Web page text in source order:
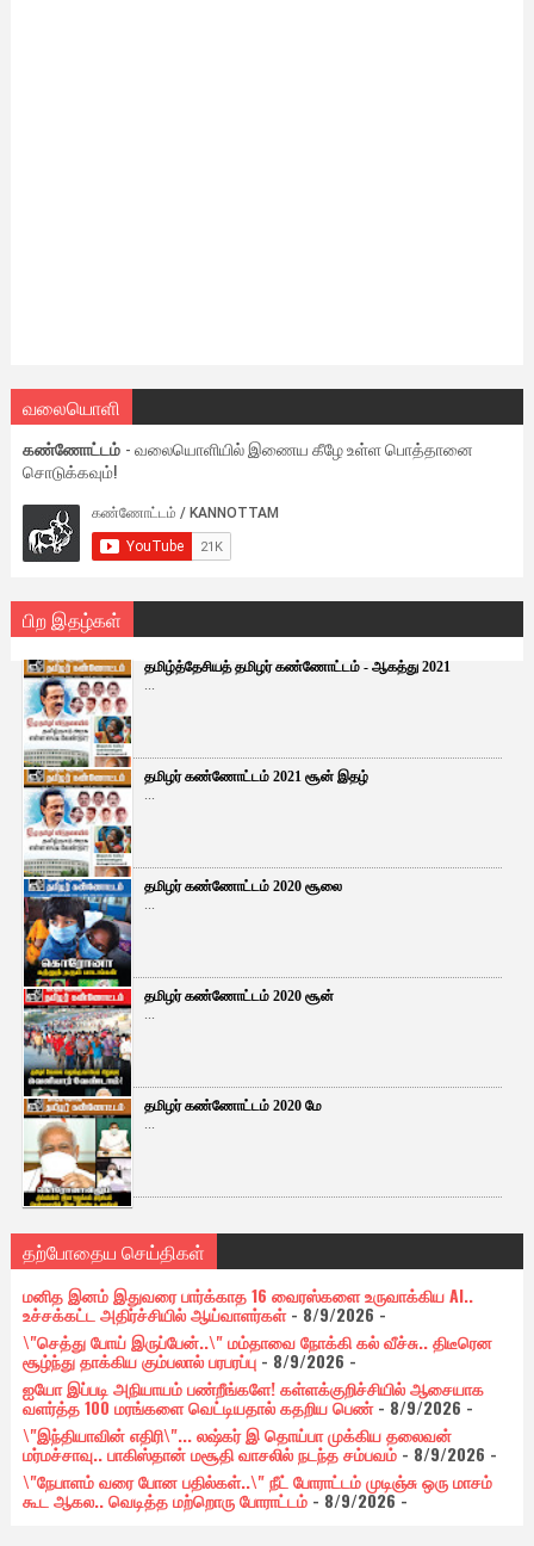
வலையொளி
கண்ணோட்டம் - வலையொளியில் இணைய கீழே உள்ள பொத்தானை
சொடுக்கவும்!
பிற இதழ்கள்
தமிழ்த்தேசியத் தமிழர் கண்ணோட்டம் - ஆகத்து 2021
...
தமிழர் கண்ணோட்டம் 2021 சூன் இதழ்
...
தமிழர் கண்ணோட்டம் 2020 சூலை
...
தமிழர் கண்ணோட்டம் 2020 சூன்
...
தமிழர் கண்ணோட்டம் 2020 மே
...
தற்போதைய செய்திகள்
மனித இனம் இதுவரை பார்க்காத 16 வைரஸ்களை உருவாக்கிய AI..
உச்சக்கட்ட அதிர்ச்சியில் ஆய்வாளர்கள்- 8/9/2026-
\"செத்து போய் இருப்பேன்..\" மம்தாவை நோக்கி கல் வீச்சு.. திடீரென
சூழ்ந்து தாக்கிய கும்பலால் பரபரப்பு- 8/9/2026 -
ஐயோ இப்படி அநியாயம் பண்றீங்களே! கள்ளக்குறிச்சியில் ஆசையாக
வளர்த்த 100 மரங்களை வெட்டியதால் கதறிய பெண்- 8/9/2026 -
\"இந்தியாவின் எதிரி\"... லஷ்கர் இ தொய்பா முக்கிய தலைவன்
மர்மச்சாவு.. பாகிஸ்தான் மசூதி வாசலில் நடந்த சம்பவம்- 8/9/2026 -
\"நேபாளம் வரை போன பதில்கள்..\" நீட் போராட்டம் முடிஞ்சு ஒரு மாசம்
கூட ஆகல.. வெடித்த மற்றொரு போராட்டம்- 8/9/2026-